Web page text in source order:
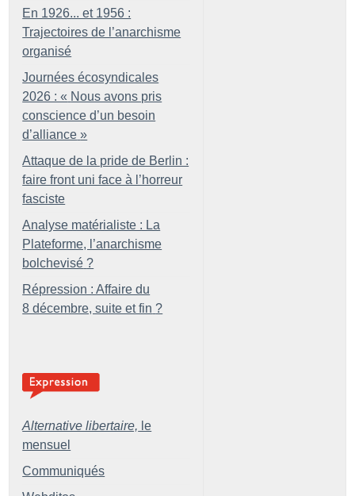
En 1926... et 1956 :
Trajectoires de l’anarchisme
organisé
Journées écosyndicales
2026 : « Nous avons pris
conscience d’un besoin
d’alliance »
Attaque de la pride de Berlin :
faire front uni face à l’horreur
fasciste
Analyse matérialiste : La
Plateforme, l’anarchisme
bolchevisé ?
Répression : Affaire du
8 décembre, suite et fin ?
Alternative libertaire, le
mensuel
Communiqués